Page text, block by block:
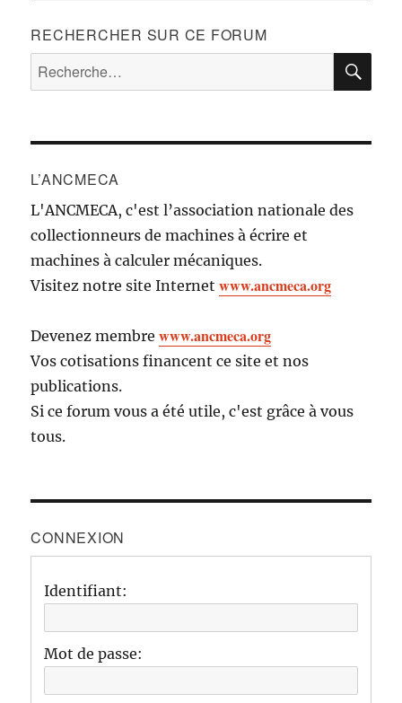
RECHERCHER SUR CE FORUM
Recherche
pour :
L’ANCMECA
L'ANCMECA, c'est l’association nationale des
collectionneurs de machines à écrire et
machines à calculer mécaniques.
Visitez notre site Internetwww.ancmeca.org
Devenez membrewww.ancmeca.org
Vos cotisations financent ce site et nos
publications.
Si ce forum vous a été utile, c'est grâce à vous
tous.
CONNEXION
Identifiant:
Mot de passe: